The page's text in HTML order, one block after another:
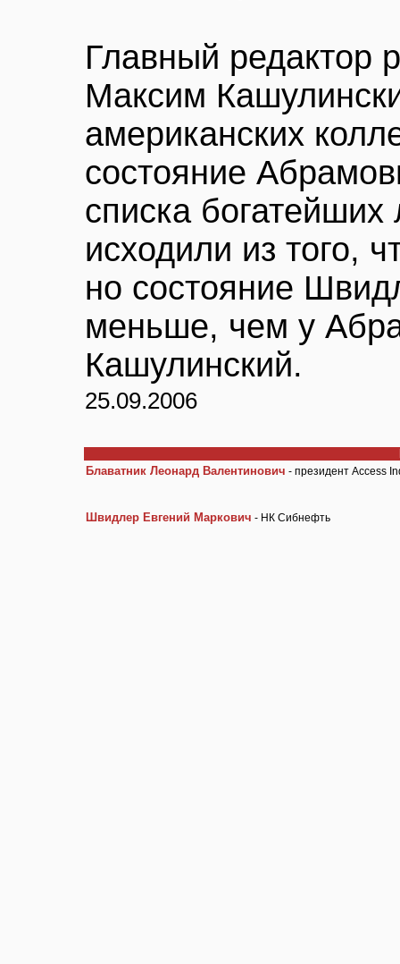
Главный редактор
Максим
американских
состояние
списка
исходили из того,
но состояние
меньше, чем у
Кашулинский.
25.09.2006
Блаватник Леонард Валентинович - президент Access
Швидлер Евгений Маркович - НК Сибнефть